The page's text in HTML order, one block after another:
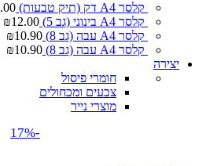
קלסר A4 דק (תיק טבעות)
קלסר A4 בינוני (גב 5)
₪12.00
קלסר A4 עבה (גב 8)
₪10.90
קלסר A4 עבה (גב 8)
₪10.90
יצירה
חומרי פיסול
צבעים ומכחולים
מוצרי נייר
-17%